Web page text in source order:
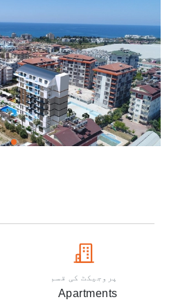
پروجیکٹ کی قسم
Apartments